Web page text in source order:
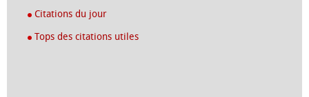
Citations du jour
Tops des citations utiles